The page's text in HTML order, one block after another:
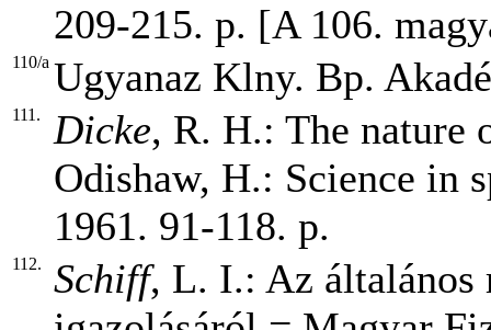
209-215. p. [A 106.
110/a Ugyanaz Klny. Bp.
111. Dicke, R. H.: The nature
Odishaw, H.: Science in
1961. 91-118. p.
112. Schiff, L. I.: Az